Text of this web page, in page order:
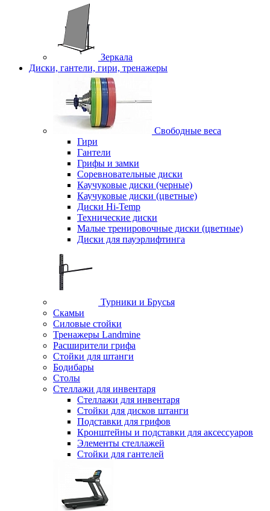
Зеркала
Диски, гантели, гири, тренажеры
Свободные веса
Гири
Гантели
Грифы и замки
Соревновательные диски
Каучуковые диски (черные)
Каучуковые диски (цветные)
Диски Hi-Temp
Технические диски
Малые тренировочные диски (цветные)
Диски для пауэрлифтинга
Турники и Брусья
Скамьи
Силовые стойки
Тренажеры Landmine
Расширители грифа
Стойки для штанги
Бодибары
Столы
Стеллажи для инвентаря
Стеллажи для инвентаря
Стойки для дисков штанги
Подставки для грифов
Кронштейны и подставки для аксессуаров
Элементы стеллажей
Стойки для гантелей